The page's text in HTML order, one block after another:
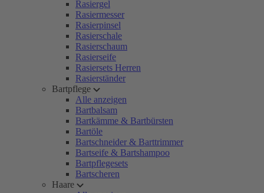
Rasiergel
Rasiermesser
Rasierpinsel
Rasierschale
Rasierschaum
Rasierseife
Rasiersets Herren
Rasierständer
Bartpflege
Alle anzeigen
Bartbalsam
Bartkämme & Bartbürsten
Bartöle
Bartschneider & Barttrimmer
Bartseife & Bartshampoo
Bartpflegesets
Bartscheren
Haare